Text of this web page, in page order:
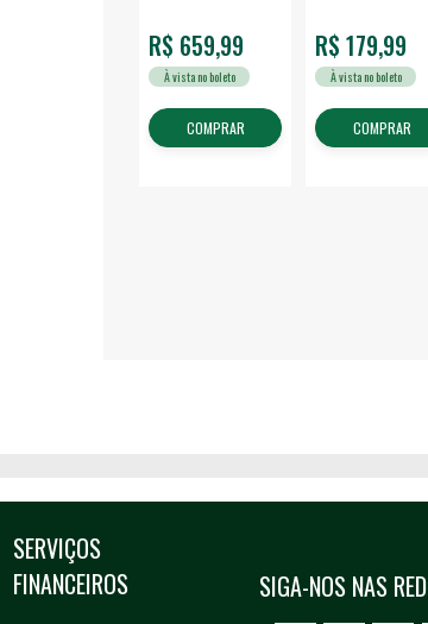
R$ 659,99
À vista no boleto
COMPRAR
R$ 179,99
À vista no boleto
COMPRAR
SIGA-NOS NAS
SERVIÇOS
FINANCEIROS